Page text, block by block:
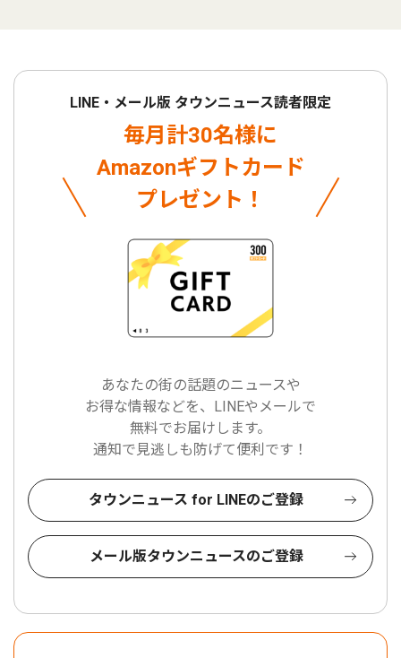
LINE・メール版 タウンニュース読者限定
毎月計30名様に
Amazonギフトカード
プレゼント！
あなたの街の話題のニュースや
お得な情報などを、LINEやメールで
無料でお届けします。
通知で見逃しも防げて便利です！
タウンニュース for LINEのご登録
メール版タウンニュースのご登録